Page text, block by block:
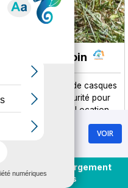
Achat et rechargement
forfaits
1650 - Recoin
Location de casques
matériel de sécurité pour
Location
/ paret / snooc
Location ski de
Location snowblade /
splitboard
VOIR